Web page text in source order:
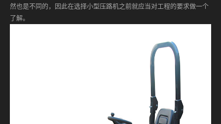
然也是不同的，因此在选择小型压路机之前就应当对工程的要求做一个
了解。